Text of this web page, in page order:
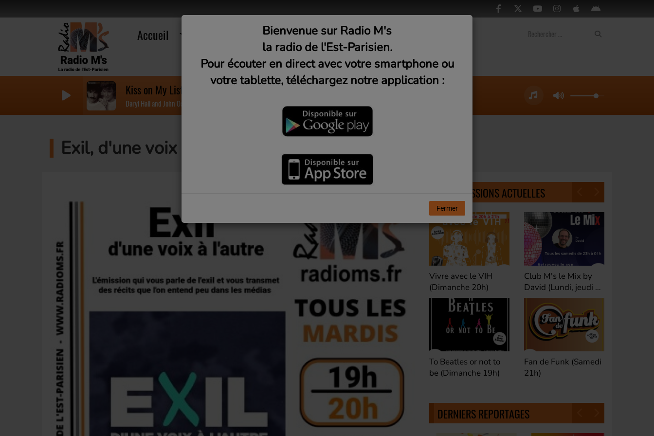
Accueil Musique Médias
Kiss on My List
Daryl Hall and John Oates
Exil, d'une voix à l'autre #10 - Syrie après la chute
NOS ÉMISSIONS ACTUELLES
Une heure avant la
Défaire les idées
(Dimanche 21h)
Vivre avec le VIH
(Dimanche 20h)
To Beatles or not to
be (Dimanche 19h)
Club M's le Mix by
David (Lundi, jeudi et
samedi 23h)
Fan de Funk (Samedi
21h)
DERNIERS REPORTAGES
Bienvenue sur Radio M's
la radio de l'Est-Parisien.
Pour écouter en direct avec votre smartphone ou
votre tablette, téléchargez notre application :
Fermer